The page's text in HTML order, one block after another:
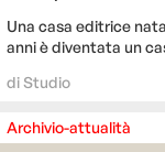
Una casa editrice
anni è diventata un
diStudio
Archivio-attualità